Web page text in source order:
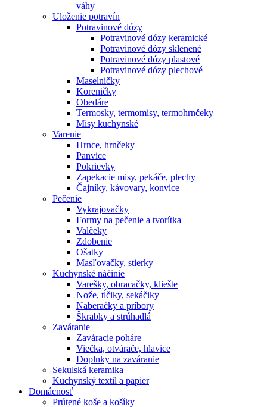
váhy
Uloženie potravín
Potravinové dózy
Potravinové dózy keramické
Potravinové dózy sklenené
Potravinové dózy plastové
Potravinové dózy plechové
Maselničky
Koreničky
Obedáre
Termosky, termomisy, termohrnčeky
Misy kuchynské
Varenie
Hrnce, hrnčeky
Panvice
Pokrievky
Zapekacie misy, pekáče, plechy
Čajníky, kávovary, konvice
Pečenie
Vykrajovačky
Formy na pečenie a tvorítka
Valčeky
Zdobenie
Ošatky
Masľovačky, stierky
Kuchynské náčinie
Varešky, obracačky, kliešte
Nože, tĺčiky, sekáčiky
Naberačky a príbory
Škrabky a strúhadlá
Zaváranie
Zaváracie poháre
Viečka, otvárače, hlavice
Doplnky na zaváranie
Sekulská keramika
Kuchynský textil a papier
Domácnosť
Prútené koše a košíky